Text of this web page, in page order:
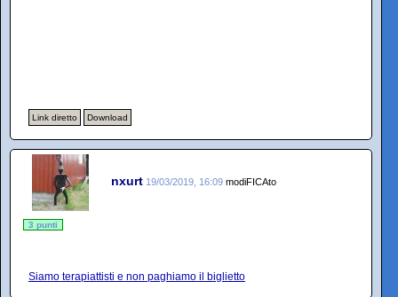
Link diretto Download
nxurt 19/03/2019, 16:09 modiFICAto
3 punti
Siamo terapiattisti e non paghiamo il biglietto